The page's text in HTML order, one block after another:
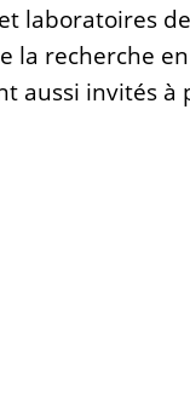
laboratoires de
la recherche
aussi invités à